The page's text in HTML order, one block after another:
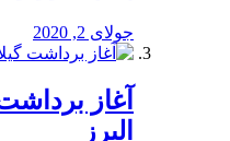
جولای 2, 2020
آغاز
البرز